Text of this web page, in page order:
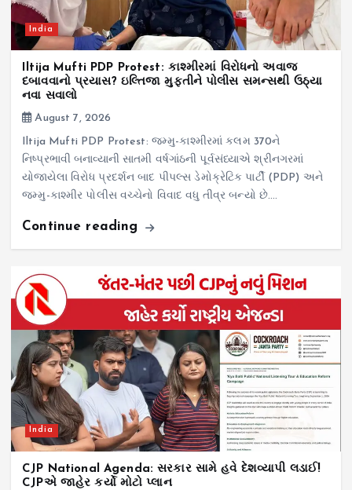
India
Iltija Mufti PDP Protest: કાશ્મીરમાં વિરોધનો અવાજ
દબાવવાનો પ્રયાસ? ઇલ્તિજા મુફ્તીને પોલીસ સમન્સથી ઉઠ્યા
નવા સવાલો
August 7, 2026
Iltija Mufti PDP Protest: જમ્મુ-કાશ્મીરમાં કલમ 370ને
નિષ્પ્રભાવી બનાવ્યાની સાતમી વર્ષગાંઠની પૂર્વસંધ્યાએ શ્રીનગરમાં
યોજાયેલા વિરોધ પ્રદર્શન બાદ પીપલ્સ ડેમોક્રેટિક પાર્ટી (PDP) અને
જમ્મુ-કાશ્મીર પોલીસ વચ્ચેનો વિવાદ વધુ તીવ્ર બન્યો છે.…
Continue reading
India
CJP National Agenda: સરકાર સામે હવે દેશવ્યાપી લડાઈ!
CJPએ જાહેર કર્યો મોટો પ્લાન